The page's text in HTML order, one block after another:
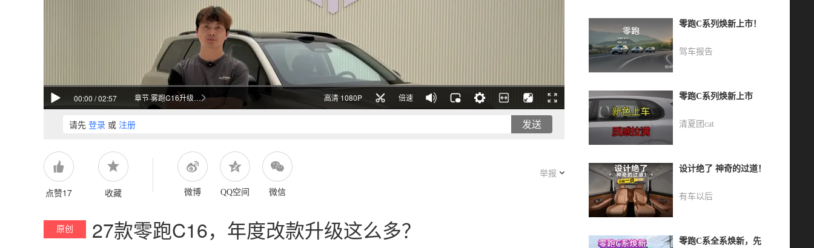
00:00 /02:57 章节·雾跑C16升级亮点 高清 1080P 倍速
请先 登录 或 注册 发送
点赞17 收藏 微博 QQ空间 微信
举报
原创 27款零跑C16，年度改款升级这么多？
零跑C系列焕新上市！
驾车报告
零跑C系列焕新上市
清夏团cat
设计绝了 神奇的过道！
有车以后
零跑C系全系焕新，先